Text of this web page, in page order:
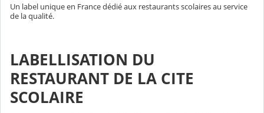
Un label unique en France dédié aux restaurants scolaires au service
de la qualité.
LABELLISATION DU
RESTAURANT DE LA CITE
SCOLAIRE